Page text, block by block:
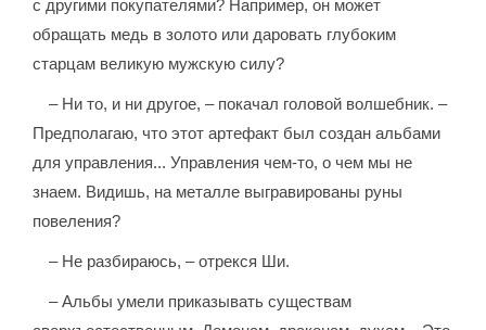
с другими покупателями? Например, он может
обращать медь в золото или даровать глубоким
старцам великую мужскую силу?
– Ни то, и ни другое, – покачал головой волшебник. –
Предполагаю, что этот артефакт был создан альбами
для управления... Управления чем-то, о чем мы не
знаем. Видишь, на металле выгравированы руны
повеления?
– Не разбираюсь, – отрекся Ши.
– Альбы умели приказывать существам